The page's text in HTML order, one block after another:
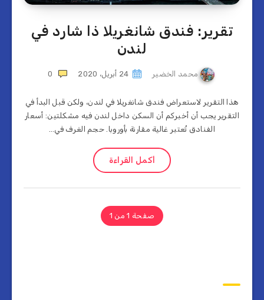
تقرير: فندق شانغريلا ذا شارد في
لندن
محمد الخضير 24 أبريل، 2020 0
هذا التقرير لاستعراض فندق شانغريلا في لندن، ولكن قبل البدأ في
التقرير يجب أن أخبركم أن السكن داخل لندن فيه مشكلتين: أسعار
الفنادق تُعتبر غالية مقارنة بأوروبا. حجم الغرف في…
أكمل القراءة
صفحة 1 من 1